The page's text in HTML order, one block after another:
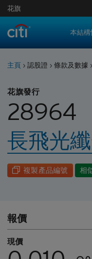
花旗
本結構
主頁 › 認股證 › 條款及數據 ›
花旗發行
28964
長飛光
複製產品編號 相
報價
現價